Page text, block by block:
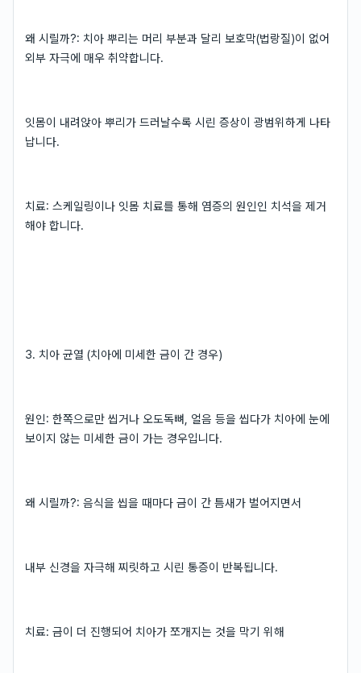
왜 시릴까?: 치아 뿌리는 머리 부분과 달리 보호막(법랑질)이 없어
외부 자극에 매우 취약합니다.
잇몸이 내려앉아 뿌리가 드러날수록 시린 증상이 광범위하게 나타
납니다.
치료: 스케일링이나 잇몸 치료를 통해 염증의 원인인 치석을 제거
해야 합니다.
3. 치아 균열 (치아에 미세한 금이 간 경우)
원인: 한쪽으로만 씹거나 오도독뼈, 얼음 등을 씹다가 치아에 눈에
보이지 않는 미세한 금이 가는 경우입니다.
왜 시릴까?: 음식을 씹을 때마다 금이 간 틈새가 벌어지면서
내부 신경을 자극해 찌릿하고 시린 통증이 반복됩니다.
치료: 금이 더 진행되어 치아가 쪼개지는 것을 막기 위해